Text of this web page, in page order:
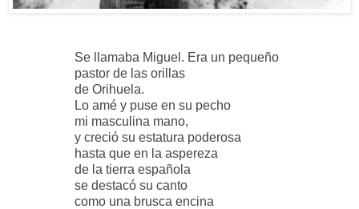
Se llamaba Miguel. Era un pequeño
pastor de las orillas
de Orihuela.
Lo amé y puse en su pecho
mi masculina mano,
y creció su estatura poderosa
hasta que en la aspereza
de la tierra española
se destacó su canto
como una brusca encina